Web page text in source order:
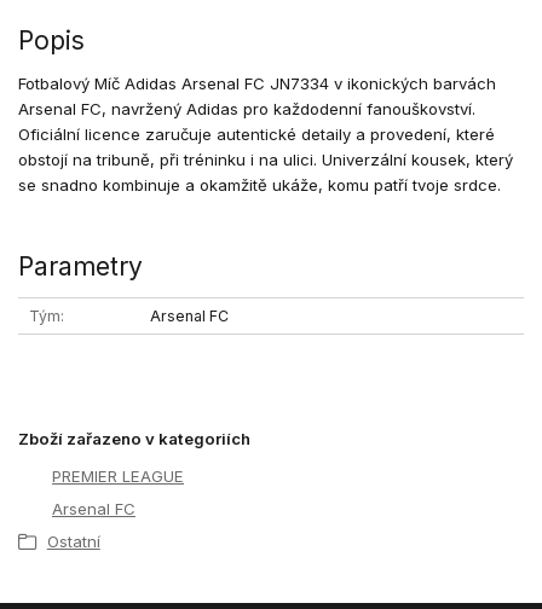
Popis
Fotbalový Míč Adidas Arsenal FC JN7334 v ikonických barvách
Arsenal FC, navržený Adidas pro každodenní fanouškovství.
Oficiální licence zaručuje autentické detaily a provedení, které
obstojí na tribuně, při tréninku i na ulici. Univerzální kousek, který
se snadno kombinuje a okamžitě ukáže, komu patří tvoje srdce.
Parametry
Tým Arsenal FC
Zboží zařazeno v kategoriích
PREMIER LEAGUE
Arsenal FC
Ostatní